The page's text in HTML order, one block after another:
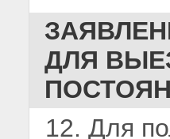
ДЛЯ
12. Для